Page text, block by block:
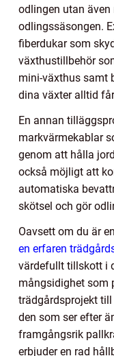
odlingen utan
odlingssäsongen.
fiberdukar som
växthustillbehör
mini-växthus samt
dina växter alltid
En annan
markvärmekablar
genom att hålla
också möjligt att
automatiska
skötsel och gör
Oavsett om du är
en erfaren
värdefullt tillskott i
mångsidighet som
trädgårdsprojekt
den som ser efter
framgångsrik
erbjuder en rad